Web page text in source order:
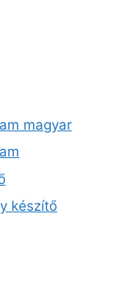
magyar
készítő